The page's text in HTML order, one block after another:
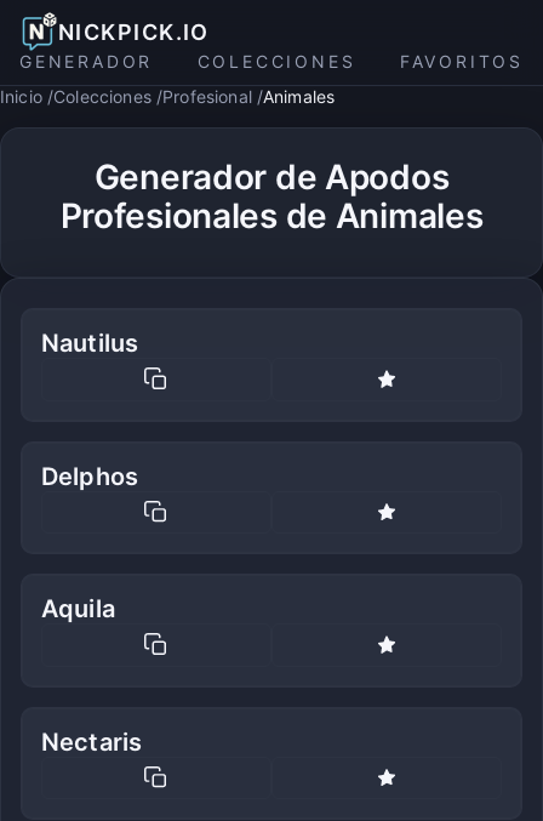
NICKPICK.IO
GENERADOR COLECCIONES
FAVORITOS
Inicio Colecciones Profesional Animales
Generador de Apodos
Profesionales de Animales
Nautilus
Delphos
Aquila
Nectaris